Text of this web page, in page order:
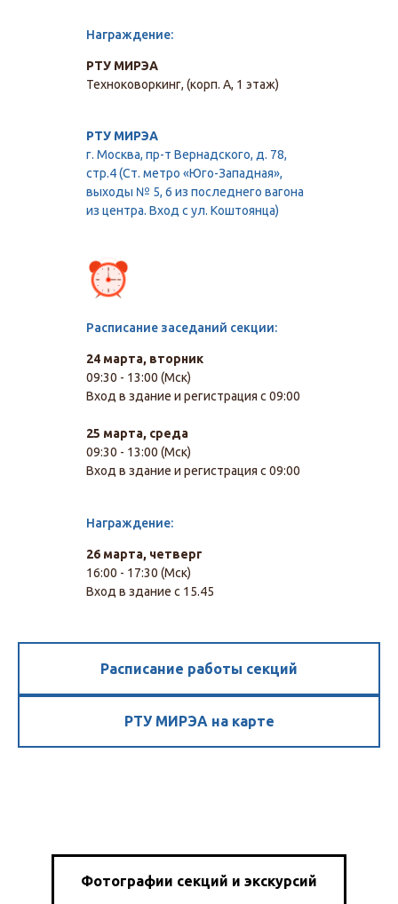
РТУ МИРЭА
Техноковоркинг, (корп. А, 1 этаж)
РТУ МИРЭА
г. Москва, пр-т Вернадского, д. 78,
стр.4 (Ст. метро «Юго-Западная»,
выходы № 5, 6 из последнего вагона
из центра. Вход с ул. Коштоянца)
Расписание заседаний секции:
Награждение:
Награждение:
24 марта, вторник
09:30 - 13:00 (Мск)
Вход в здание и регистрация с 09:00
25 марта, среда
09:30 - 13:00 (Мск)
Вход в здание и регистрация с 09:00
26 марта, четверг
16:00 - 17:30 (Мск)
Вход в здание с 15.45
Расписание работы секций
РТУ МИРЭА на карте
Фотографии секций и экскурсий